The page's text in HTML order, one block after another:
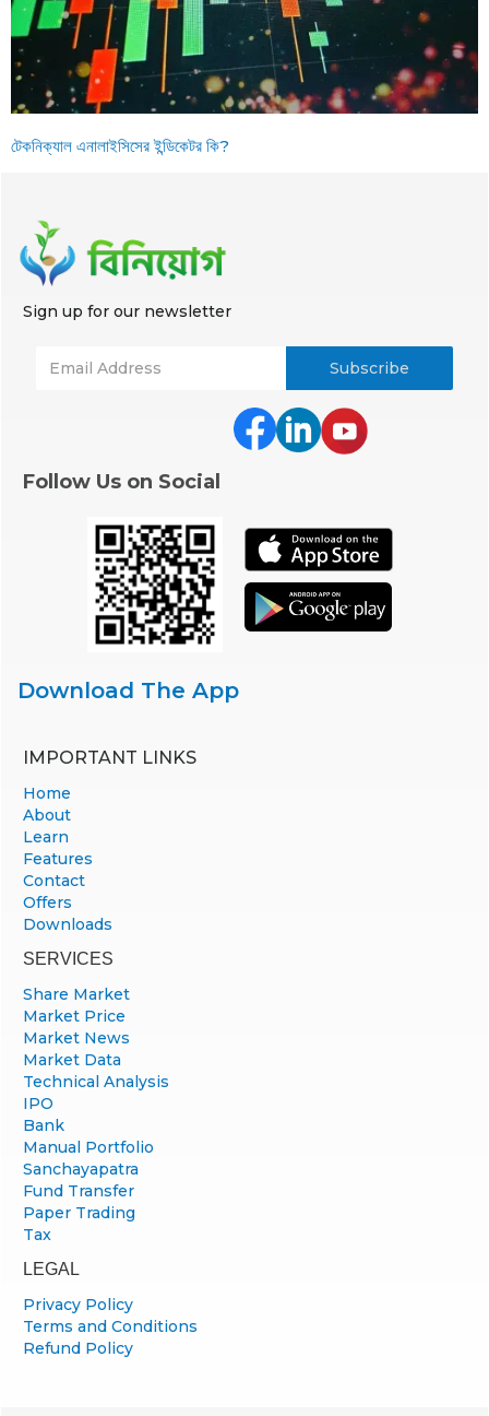
টেকনিক্যাল এনালাইসিসের ইন্ডিকেটর কি?
Sign up for our newsletter
Follow Us on Social
Download The App
IMPORTANT LINKS
Home
About
Learn
Features
Contact
Offers
Downloads
SERVICES
Share Market
Market Price
Market News
Market Data
Technical Analysis
IPO
Bank
Manual Portfolio
Sanchayapatra
Fund Transfer
Paper Trading
Tax
LEGAL
Privacy Policy
Terms and Conditions
Refund Policy